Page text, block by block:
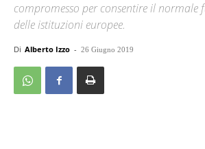
compromesso per consentire il normale
delle istituzioni europee.
Di Alberto Izzo - 26 Giugno 2019